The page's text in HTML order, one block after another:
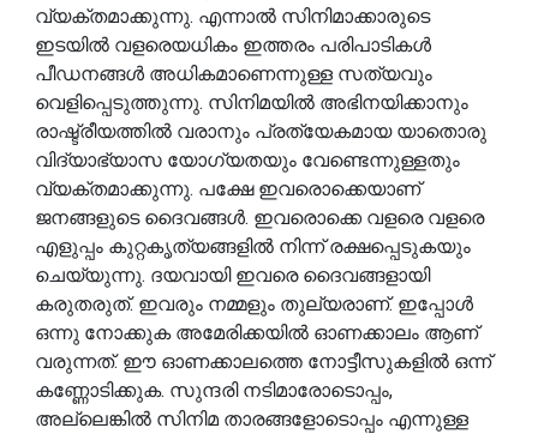
വ്യക്തമാക്കുന്നു. എന്നാൽ സിനിമാക്കാരുടെ
ഇടയിൽ വളരെയധികം ഇത്തരം പരിപാടികൾ
പീഡനങ്ങൾ അധികമാണെന്നുള്ള സത്യവും
വെളിപ്പെടുത്തുന്നു. സിനിമയിൽ അഭിനയിക്കാനും
രാഷ്ട്രീയത്തിൽ വരാനും പ്രത്യേകമായ യാതൊരു
വിദ്യാഭ്യാസ യോഗ്യതയും വേണ്ടെന്നുള്ളതും
വ്യക്തമാക്കുന്നു. പക്ഷേ ഇവരൊക്കെയാണ്
ജനങ്ങളുടെ ദൈവങ്ങൾ. ഇവരൊക്കെ വളരെ വളരെ
എളുപ്പം കുറ്റകൃത്യങ്ങളിൽ നിന്ന് രക്ഷപ്പെടുകയും
ചെയ്യുന്നു. ദയവായി ഇവരെ ദൈവങ്ങളായി
കരുതരുത്. ഇവരും നമ്മളും തുല്യരാണ്. ഇപ്പോൾ
ഒന്നു നോക്കുക അമേരിക്കയിൽ ഓണക്കാലം ആണ്
വരുന്നത്. ഈ ഓണക്കാലത്തെ നോട്ടീസുകളിൽ ഒന്ന്
കണ്ണോടിക്കുക. സുന്ദരി നടിമാരോടൊപ്പം,
അല്ലെങ്കിൽ സിനിമ താരങ്ങളോടൊപ്പം എന്നുള്ള